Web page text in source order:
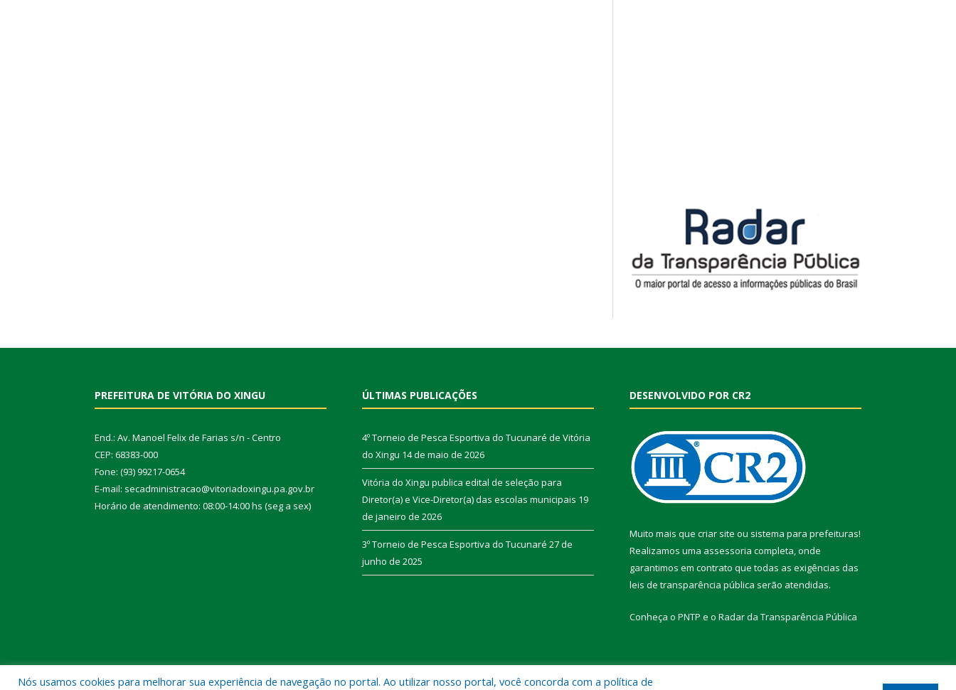
PREFEITURA DE VITÓRIA DO XINGU
End.: Av. Manoel Felix de Farias s/n - Centro
CEP: 68383-000
Fone: (93) 99217-0654
E-mail: secadministracao@vitoriadoxingu.pa.gov.br
Horário de atendimento: 08:00-14:00 hs (seg a sex)
ÚLTIMAS PUBLICAÇÕES
4º Torneio de Pesca Esportiva do Tucunaré de Vitória
do Xingu 14 de maio de 2026
Vitória do Xingu publica edital de seleção para
Diretor(a) e Vice-Diretor(a) das escolas municipais 19
de janeiro de 2026
3º Torneio de Pesca Esportiva do Tucunaré 27 de
junho de 2025
DESENVOLVIDO POR CR2
Muito mais que criar site ou sistema para prefeituras!
Realizamos uma assessoria completa, onde
garantimos em contrato que todas as exigências das
leis de transparência pública serão atendidas.
Conheça o PNTP e o Radar da Transparência Pública
Nós usamos cookies para melhorar sua experiência de navegação no portal. Ao utilizar nosso portal, você concorda com a política de